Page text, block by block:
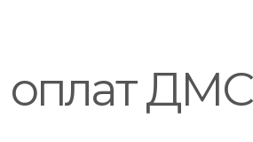
оплат ДМС